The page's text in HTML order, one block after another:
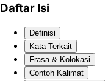
Daftar Isi
Definisi
Kata Terkait
Frasa & Kolokasi
Contoh Kalimat